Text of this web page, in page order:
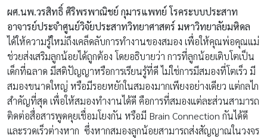
ผศ.นพ.วรสิทธิ์ ศิริพรพาณิชย์ กุมารแพทย์ โรคระบบประสาท
อาจารย์ประจำศูนย์วิจัยประสาทวิทยาศาสตร์ มหาวิทยาลัยมหิดล
ได้ให้ความรู้ใหม่ถึงเคล็ดลับการทำงานของสมอง เพื่อให้คุณพ่อคุณแม่
ช่วยส่งเสริมลูกน้อยได้ถูกต้อง โดยอธิบายว่า การที่ลูกน้อยเติบโตเป็น
เด็กที่ฉลาด มีสติปัญญาหรือการเรียนรู้ที่ดี ไม่ใช่การมีสมองที่โตเร็ว มี
สมองขนาดใหญ่ หรือมีรอยหยักในสมองมากเพียงอย่างเดียว แต่กลไก
สำคัญที่สุด เพื่อให้สมองทำงานได้ดี คือการที่สมองแต่ละส่วนสามารถ
ติดต่อสื่อสารพูดคุยเชื่อมโยงกัน หรือมี Brain Connection กันได้ดี
และรวดเร็วต่างหาก ซึ่งหากสมองลูกน้อยสามารถส่งสัญญาณในวงจร